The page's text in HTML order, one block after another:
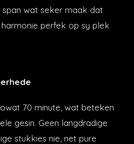
span wat seker maak dat
perfek op sy plek
70 minute, wat beteken
gesin. Geen langdradige
stukkies nie, net pure